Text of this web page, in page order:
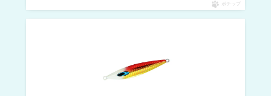
ポチップ